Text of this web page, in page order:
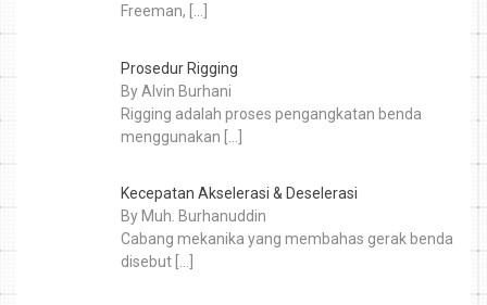
Freeman,
Prosedur Rigging
By Alvin Burhani
Rigging adalah proses pengangkatan benda
menggunakan […]
Kecepatan Akselerasi & Deselerasi
By Muh. Burhanuddin
Cabang mekanika yang membahas gerak benda
disebut […]